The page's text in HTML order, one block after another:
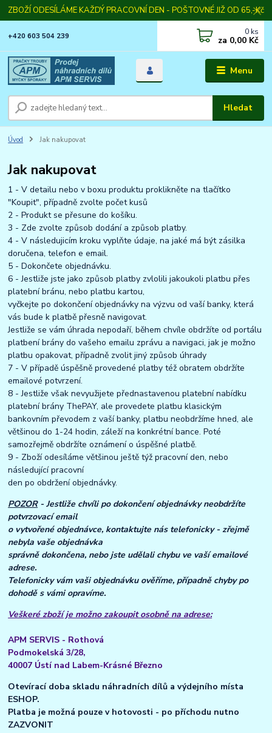
ZBOŽÍ ODESÍLÁME KAŽDÝ PRACOVNÍ DEN - POŠTOVNÉ JIŽ OD 65,-Kč
Menu
Hledat
+420 603 504 239 0 ks
za 0,00 Kč
Úvod Jak nakupovat
Jak nakupovat
1 - V detailu nebo v boxu produktu proklikněte na tlačítko
"Koupit", případně zvolte počet kusů
2 - Produkt se přesune do košíku.
3 - Zde zvolte způsob dodání a způsob platby.
4 - V následujicím kroku vyplňte údaje, na jaké má být zásilka
doručena, telefon e email.
5 - Dokončete objednávku.
6 - Jestliže jste jako způsob platby zvlolili jakoukoli platbu přes
platební bránu, nebo platbu kartou,
vyčkejte po dokončení objednávky na výzvu od vaší banky, která
vás bude k platbě přesně navigovat.
Jestliže se vám úhrada nepodaří, během chvíle obdržíte od portálu
platbení brány do vašeho emailu zprávu a navigaci, jak je možno
platbu opakovat, případně zvolit jiný způsob úhrady
7 - V případě úspěšně provedené platby též obratem obdržíte
emailové potvrzení.
8 - Jestliže však nevyužijete přednastavenou platební nabídku
platební brány ThePAY, ale provedete platbu klasickým
bankovním převodem z vaší banky, platbu neobdržíme hned, ale
většinou do 1-24 hodin, záleží na konkrétní bance. Poté
samozřejmě obdržíte oznámení o úspěšné platbě.
9 - Zboží odesíláme většinou ještě týž pracovní den, nebo
následující pracovní
den po obdržení objednávky.
POZOR- Jestliže chvíli po dokončení objednávky neobdržíte
potvrzovací email
o vytvořené objednávce, kontaktujte nás telefonicky - zřejmě
nebyla vaše objednávka
správně dokončena, nebo jste udělali chybu ve vaší emailové
adrese.
Telefonicky vám vaši objednávku ověříme, případně chyby po
dohodě s vámi opravíme.
Veškeré zboží je možno zakoupit osobně na adrese:
APM SERVIS - Rothová
Podmokelská 3/28,
40007 Ústí nad Labem-Krásné Březno
Otevírací doba skladu náhradních dílů a výdejního místa
ESHOP.
Platba je možná pouze v hotovosti - po příchodu nutno
ZAZVONIT